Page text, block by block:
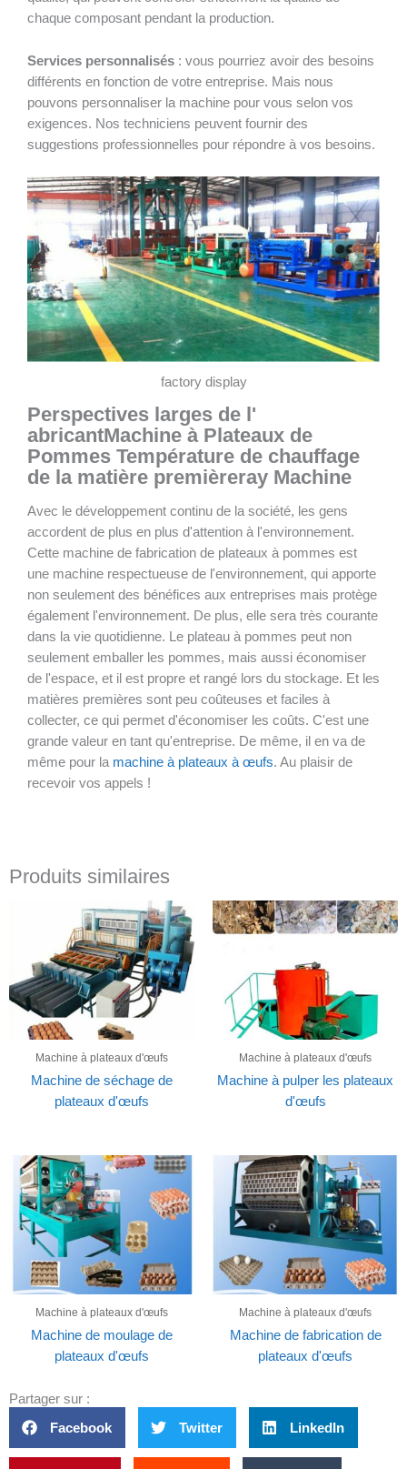
chaque composant pendant la production.
Services personnalisés : vous pourriez avoir des besoins
différents en fonction de votre entreprise. Mais nous
pouvons personnaliser la machine pour vous selon vos
exigences. Nos techniciens peuvent fournir des
suggestions professionnelles pour répondre à vos besoins.
factory display
Perspectives larges de l'
abricantMachine à Plateaux de
Pommes Température de chauffage
de la matière premièreray Machine
Avec le développement continu de la société, les gens
accordent de plus en plus d'attention à l'environnement.
Cette machine de fabrication de plateaux à pommes est
une machine respectueuse de l'environnement, qui apporte
non seulement des bénéfices aux entreprises mais protège
également l'environnement. De plus, elle sera très courante
dans la vie quotidienne. Le plateau à pommes peut non
seulement emballer les pommes, mais aussi économiser
de l'espace, et il est propre et rangé lors du stockage. Et les
matières premières sont peu coûteuses et faciles à
collecter, ce qui permet d'économiser les coûts. C'est une
grande valeur en tant qu'entreprise. De même, il en va de
même pour la machine à plateaux à œufs. Au plaisir de
recevoir vos appels !
Produits similaires
Machine à plateaux d'œufs
Machine de séchage de
plateaux d'œufs
Machine à plateaux d'œufs
Machine à pulper les plateaux
d'œufs
Machine à plateaux d'œufs
Machine de moulage de
plateaux d'œufs
Machine à plateaux d'œufs
Machine de fabrication de
plateaux d'œufs
Partager sur :
Facebook Twitter LinkedIn